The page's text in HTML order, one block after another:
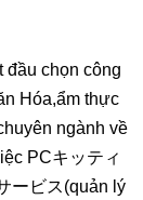
đầu chọn công
Hóa,ẩm thực
ngành về
PCキッティ
ービス(quản lý